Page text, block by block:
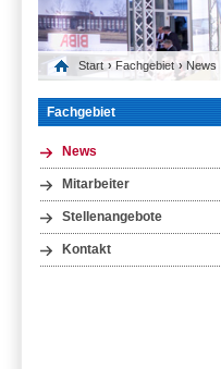
Start › Fachgebiet › News
Fachgebiet
News
Mitarbeiter
Stellenangebote
Kontakt